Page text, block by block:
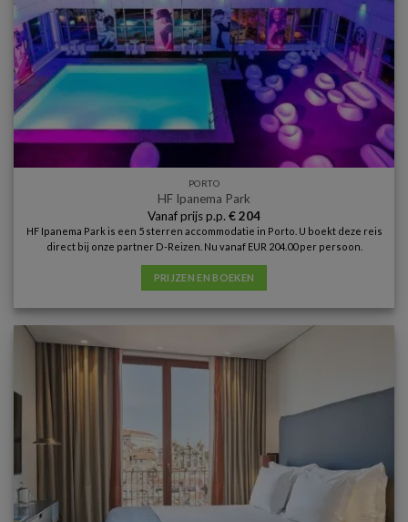
PORTO
HF Ipanema Park
Vanaf prijs p.p. €204
HF Ipanema Park is een 5 sterren accommodatie in Porto. U boekt deze reis
direct bij onze partner D-Reizen. Nu vanaf EUR 204.00 per persoon.
PRIJZEN EN BOEKEN